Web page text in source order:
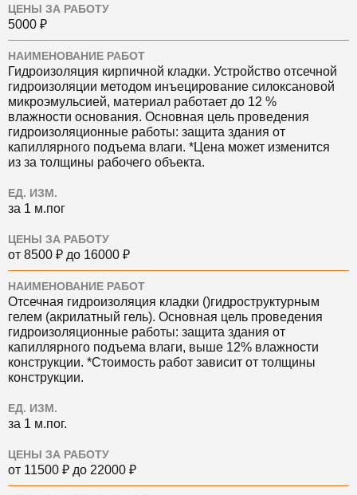
ЦЕНЫ ЗА РАБОТУ
5000 ₽
НАИМЕНОВАНИЕ РАБОТ
Гидроизоляция кирпичной кладки. Устройство отсечной
гидроизоляции методом инъецирование силоксановой
микроэмульсией, материал работает до 12 %
влажности основания. Основная цель проведения
гидроизоляционные работы: защита здания от
капиллярного подъема влаги. *Цена может изменится
из за толщины рабочего объекта.
ЕД. ИЗМ.
за 1 м.пог
ЦЕНЫ ЗА РАБОТУ
от 8500 ₽ до 16000 ₽
НАИМЕНОВАНИЕ РАБОТ
Отсечная гидроизоляция кладки ()гидроструктурным
гелем (акрилатный гель). Основная цель проведения
гидроизоляционные работы: защита здания от
капиллярного подъема влаги, выше 12% влажности
конструкции. *Стоимость работ зависит от толщины
конструкции.
ЕД. ИЗМ.
за 1 м.пог.
ЦЕНЫ ЗА РАБОТУ
от 11500 ₽ до 22000 ₽